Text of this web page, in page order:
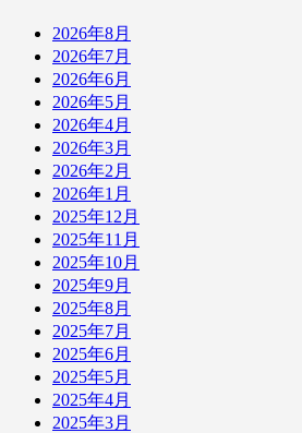
2026年8月
2026年7月
2026年6月
2026年5月
2026年4月
2026年3月
2026年2月
2026年1月
2025年12月
2025年11月
2025年10月
2025年9月
2025年8月
2025年7月
2025年6月
2025年5月
2025年4月
2025年3月